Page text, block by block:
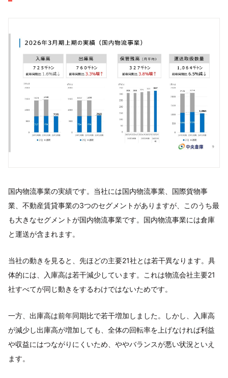
国内物流事業の実績です。当社には国内物流事業、国際貨物事
業、不動産賃貸事業の3つのセグメントがありますが、このうち最
も大きなセグメントが国内物流事業です。国内物流事業には倉庫
と運送が含まれます。
当社の動きを見ると、先ほどの主要21社とは若干異なります。具
体的には、入庫高は若干減少しています。これは物流会社主要21
社すべてが同じ動きをするわけではないためです。
一方、出庫高は前年同期比で若干増加しました。しかし、入庫高
が減少し出庫高が増加しても、全体の回転率を上げなければ利益
や収益にはつながりにくいため、ややバランスが悪い状況といえ
ます。